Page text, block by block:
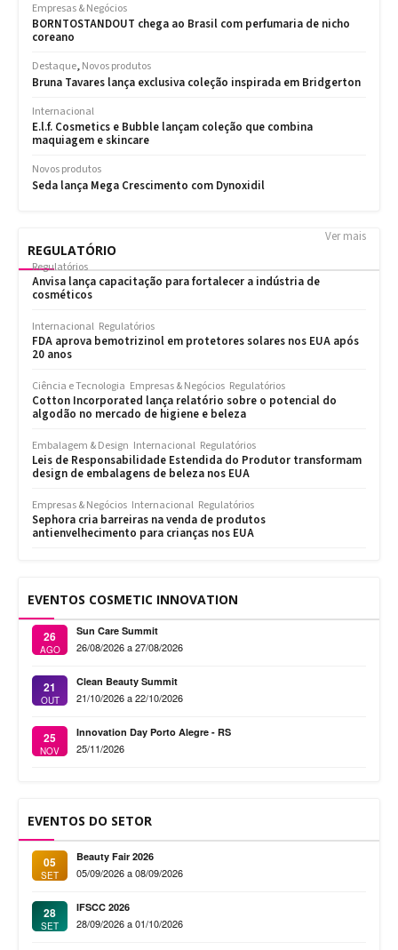
REGULATÓRIO
Ver mais
Regulatórios
Anvisa lança capacitação para fortalecer a indústria de
cosméticos
Internacional Regulatórios
FDA aprova bemotrizinol em protetores solares nos EUA após
20 anos
Ciência e Tecnologia Empresas & Negócios Regulatórios
Cotton Incorporated lança relatório sobre o potencial do
algodão no mercado de higiene e beleza
Embalagem & Design Internacional Regulatórios
Leis de Responsabilidade Estendida do Produtor transformam
design de embalagens de beleza nos EUA
Empresas & Negócios Internacional Regulatórios
Sephora cria barreiras na venda de produtos
antienvelhecimento para crianças nos EUA
EVENTOS COSMETIC INNOVATION
26
AGO
Sun Care Summit
26/08/2026 a 27/08/2026
21
OUT
Clean Beauty Summit
21/10/2026 a 22/10/2026
25
NOV
Innovation Day Porto Alegre - RS
25/11/2026
EVENTOS DO SETOR
05
SET
Beauty Fair 2026
05/09/2026 a 08/09/2026
28
SET
IFSCC 2026
28/09/2026 a 01/10/2026